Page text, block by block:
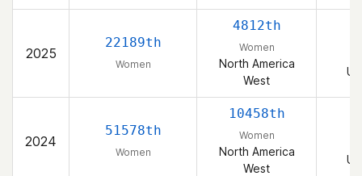
2025
22189th
Women
4812th
Women
North America
West
2024
51578th
Women
10458th
Women
North America
West